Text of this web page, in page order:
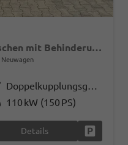
Selection Angebot f. Menschen mit Behinderung ab 50 %! 1.5 TSI Mild-Hybrid 150PS DSG, 17" Alu, Parksensoren v/h, Rückfahrkamera, 3-Zonen-Climatronic, SunSet, Sitzheizung, Side Assist, Fernlicht-Assist, Tempomat, Infotainment 10" + Smartlink, Virtual Cockpit, Tempo
Neuwagen
Doppelkupplungsgetriebe (DSG)
110 kW (150 PS)
Details